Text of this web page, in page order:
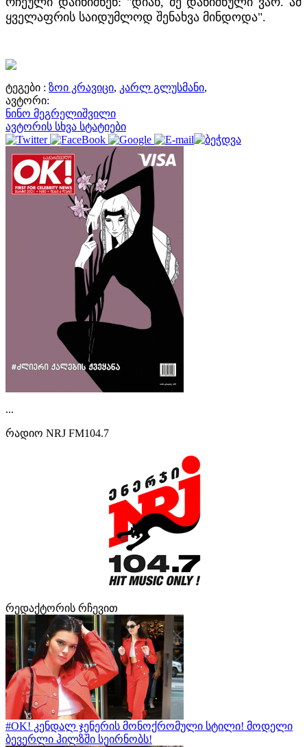
ყველაფრის საიდუმლოდ შენახვა მინდოდა".
ტეგები : ზოი კრავიცი, კარლ გლუსმანი,
ავტორი:
ნინო მეგრელიშვილი
ავტორის სხვა სტატიები
...
რადიო NRJ FM104.7
რედაქტორის რჩევით
#OK! კენდალ ჯენერის მონოქრომული სტილი! მოდელი
ბევერლი ჰილზში სეირნობს!